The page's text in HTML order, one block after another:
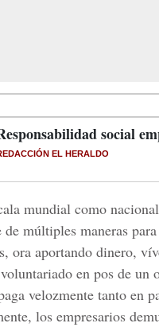
social
EL HERALDO
mundial como
de múltiples maneras
ora aportando dinero,
en pos de un
velozmente tanto en
los empresarios